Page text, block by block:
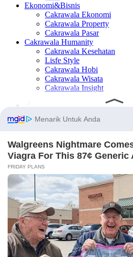
Ekonomi&Bisnis
Cakrawala Ekonomi
Cakrawala Property
Cakrawala Pasar
Cakrawala Humanity
Cakrawala Kesehatan
Lisfe Style
Cakrawala Hobi
Cakrawala Wisata
Cakrawala Insight
×